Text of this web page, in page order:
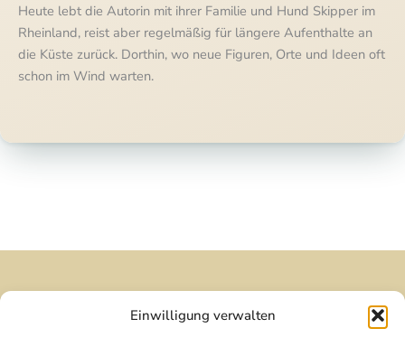
Einwilligung verwalten
Heute lebt die Autorin mit ihrer Familie und Hund Skipper im
Rheinland, reist aber regelmäßig für längere Aufenthalte an
die Küste zurück. Dorthin, wo neue Figuren, Orte und Ideen oft
schon im Wind warten.
sagen? Ich freue mich über deine